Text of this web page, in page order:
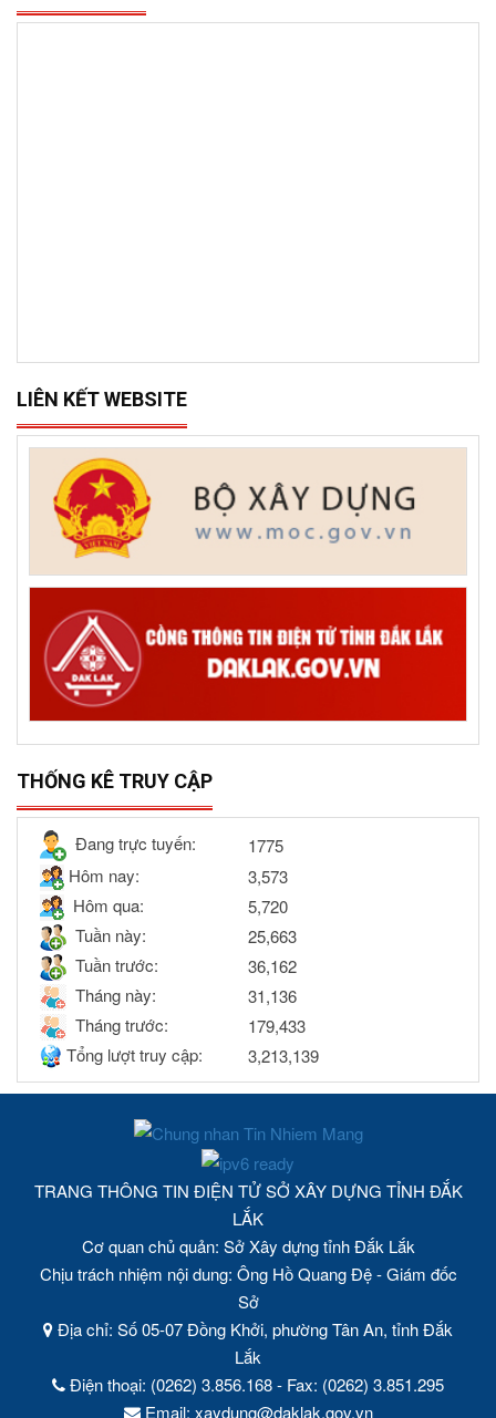
LIÊN KẾT WEBSITE
THỐNG KÊ TRUY CẬP
Đang trực tuyến:
1775
Hôm nay:
3,573
Hôm qua:
5,720
Tuần này:
25,663
Tuần trước:
36,162
Tháng này:
31,136
Tháng trước:
179,433
Tổng lượt truy cập:
3,213,139
TRANG THÔNG TIN ĐIỆN TỬ SỞ XÂY DỰNG TỈNH ĐẮK
LẮK
Cơ quan chủ quản: Sở Xây dựng tỉnh Đắk Lắk
Chịu trách nhiệm nội dung: Ông Hồ Quang Đệ - Giám đốc
Sở
Địa chỉ: Số 05-07 Đồng Khởi, phường Tân An, tỉnh Đắk
Lắk
Điện thoại: (0262) 3.856.168 - Fax: (0262) 3.851.295
Email: xaydung@daklak.gov.vn